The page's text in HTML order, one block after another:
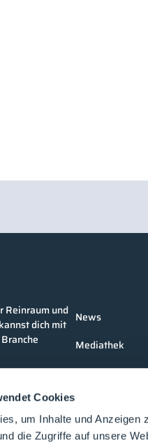
Cookies
um Inhalte und
die Zugriffe auf unsere
Reinraum und
dich mit
News
Mediathek
Unternehmen
Events